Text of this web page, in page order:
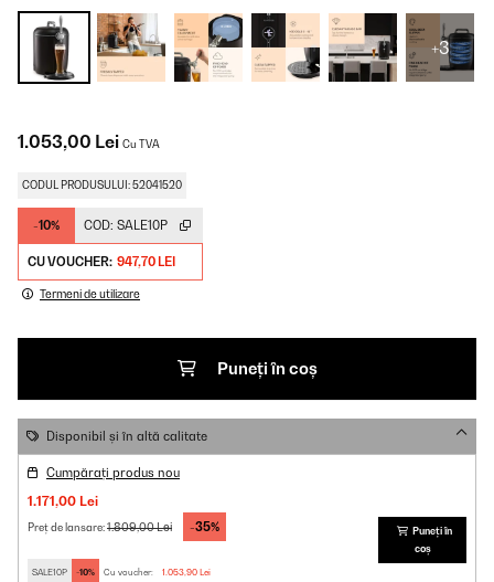
+3
1.053,00 Lei Cu TVA
CODUL PRODUSULUI: 52041520
-10% COD: SALE10P
CU VOUCHER: 947,70 LEI
Termeni de utilizare
Puneți în coș
Disponibil și în altă calitate
Cumpărați produs nou
1.171,00 Lei
Preț de lansare:1.809,00 Lei -35%
SALE10P -10% Cu voucher: 1.053,90 Lei
Puneți în
coș